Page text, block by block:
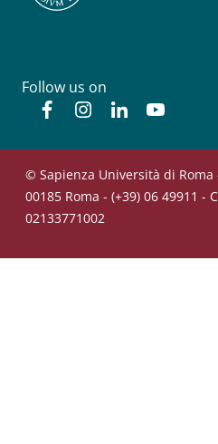
Follow us on
FacebookInstagram
Linkedin
© Sapienza Università di Roma
00185 Roma - (+39) 06 49911 -
02133771002